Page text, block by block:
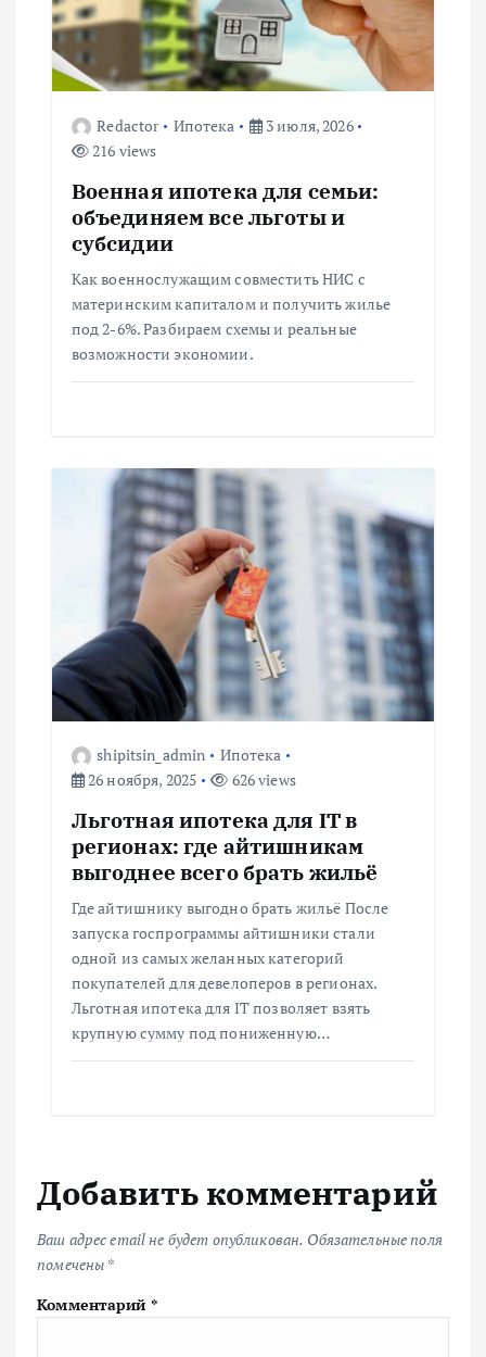
п
о
м
Redactor Ипотека
3 июля, 2026
216 views
Военная ипотека для семьи:
объединяем все льготы и
субсидии
Как военнослужащим совместить НИС с
материнским капиталом и получить жилье
под 2-6%. Разбираем схемы и реальные
возможности экономии.
shipitsin_admin
Ипотека
26 ноября, 2025
626 views
Льготная ипотека для IT в
регионах: где айтишникам
выгоднее всего брать жильё
Где айтишнику выгодно брать жильё После
запуска госпрограммы айтишники стали
одной из самых желанных категорий
покупателей для девелоперов в регионах.
Льготная ипотека для IT позволяет взять
крупную сумму под пониженную…
Добавить комментарий
Ваш адрес email не будет опубликован. Обязательные поля
помечены *
Комментарий *